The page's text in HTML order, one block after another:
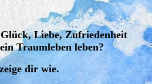
Liebe, Zufriedenheit
Traumleben leben?
dir wie.